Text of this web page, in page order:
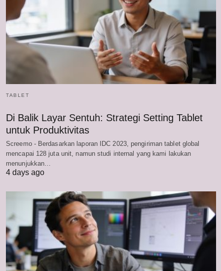
TABLET
Di Balik Layar Sentuh: Strategi Setting Tablet
untuk Produktivitas
Screemo - Berdasarkan laporan IDC 2023, pengiriman tablet global
mencapai 128 juta unit, namun studi internal yang kami lakukan
menunjukkan…
4 days ago